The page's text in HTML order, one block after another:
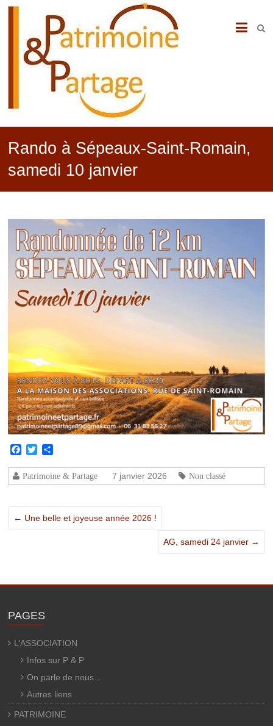
PATRIMOINE
PARTAGE
Rando à Sépeaux-Saint-Romain,
samedi 10 janvier
Facebook
Twitter
Patrimoine & Partage 7 janvier 2026 Non classé
← Une belle et joyeuse année 2026 !
AG, samedi 24 janvier →
PAGES
L’ASSOCIATION
Infos sur P & P
On parle de nous…
Autres liens
PATRIMOINE